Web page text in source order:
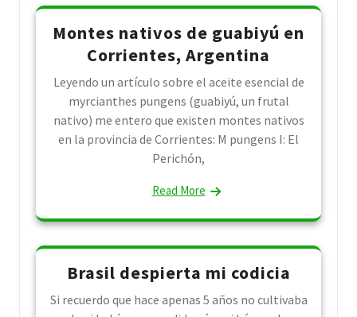
Montes nativos de guabiyú en
Corrientes, Argentina
Leyendo un artículo sobre el aceite esencial de
myrcianthes pungens (guabiyú, un frutal
nativo) me entero que existen montes nativos
en la provincia de Corrientes: M pungens I: El
Perichón,
Read More
Brasil despierta mi codicia
Si recuerdo que hace apenas 5 años no cultivaba